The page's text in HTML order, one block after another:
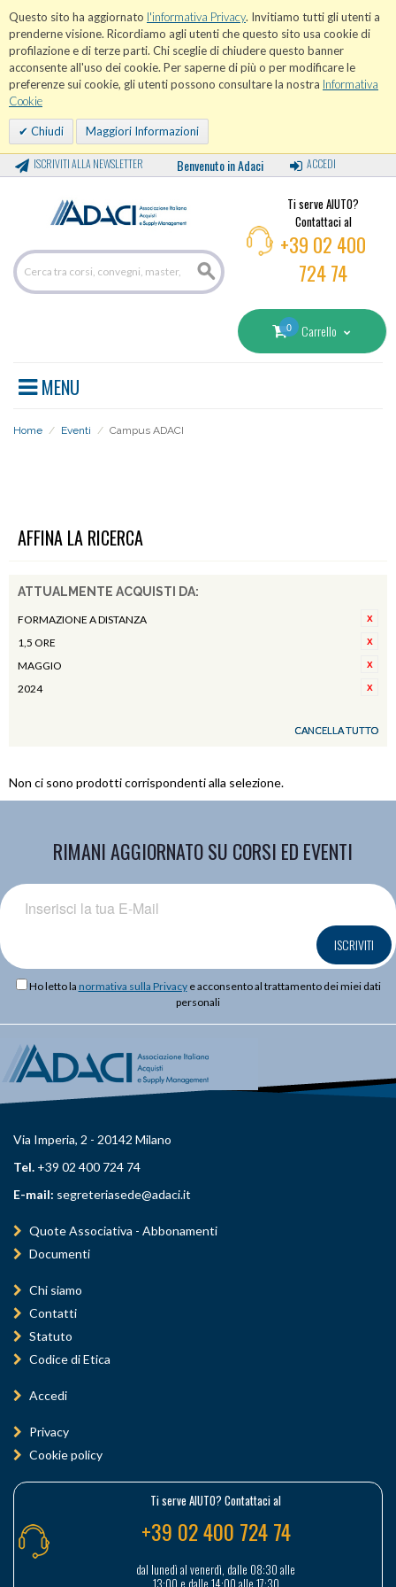
Questo sito ha aggiornato l'informativa Privacy. Invitiamo tutti gli utenti a
prenderne visione. Ricordiamo agli utenti che questo sito usa cookie di
profilazione e di terze parti. Chi sceglie di chiudere questo banner
acconsente all'uso dei cookie. Per saperne di più o per modificare le
preferenze sui cookie, gli utenti possono consultare la nostra Informativa
Cookie
Chiudi Maggiori Informazioni
ISCRIVITI ALLA NEWSLETTER Benvenuto in Adaci ACCEDI
Ti serve AIUTO?
Contattaci al
+39 02 400
724 74
0 Carrello
MENU
Home / Eventi / Campus ADACI
AFFINA LA RICERCA
ATTUALMENTE ACQUISTI DA:
FORMAZIONE A DISTANZA
1,5 ORE
MAGGIO
2024
CANCELLA TUTTO
Non ci sono prodotti corrispondenti alla selezione.
RIMANI AGGIORNATO SU CORSI ED EVENTI
ISCRIVITI
Ho letto la normativa sulla Privacye acconsento al trattamento dei miei dati
personali
Via Imperia, 2 - 20142 Milano
Tel. +39 02 400 724 74
E-mail: segreteriasede@adaci.it
Quote Associativa - Abbonamenti
Documenti
Chi siamo
Contatti
Statuto
Codice di Etica
Accedi
Privacy
Cookie policy
Ti serve AIUTO? Contattaci al
+39 02 400 724 74
dal lunedì al venerdì, dalle 08:30 alle
13:00 e dalle 14:00 alle 17:30